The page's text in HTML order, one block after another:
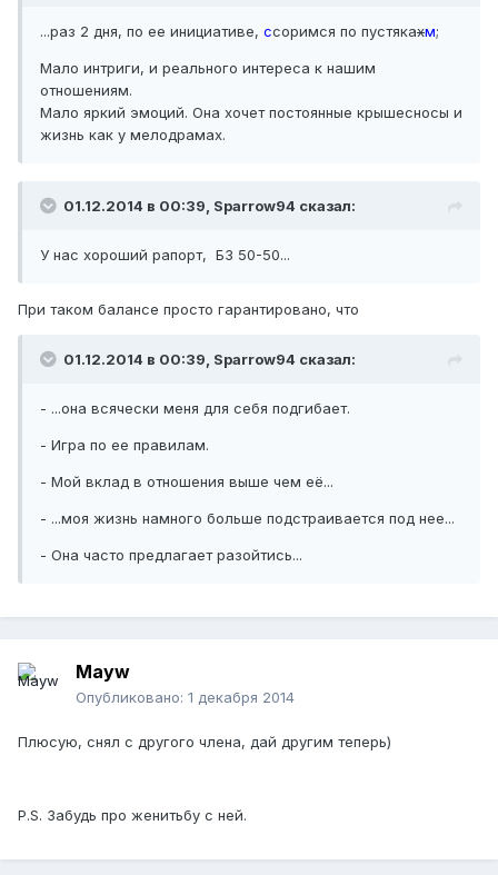
...раз 2 дня, по ее инициативе, ссоримся по пустякахм;
Мало интриги, и реального интереса к нашим
отношениям.
Мало яркий эмоций. Она хочет постоянные крышесносы и
жизнь как у мелодрамах.
01.12.2014 в 00:39, Sparrow94 сказал:
У нас хороший рапорт, БЗ 50-50...
При таком балансе просто гарантировано, что
01.12.2014 в 00:39, Sparrow94 сказал:
- ...она всячески меня для себя подгибает.
- Игра по ее правилам.
- Мой вклад в отношения выше чем её...
- ...моя жизнь намного больше подстраивается под нее...
- Она часто предлагает разойтись...
Mayw
Опубликовано: 1 декабря 2014
Плюсую, снял с другого члена, дай другим теперь)
P.S. Забудь про женитьбу с ней.